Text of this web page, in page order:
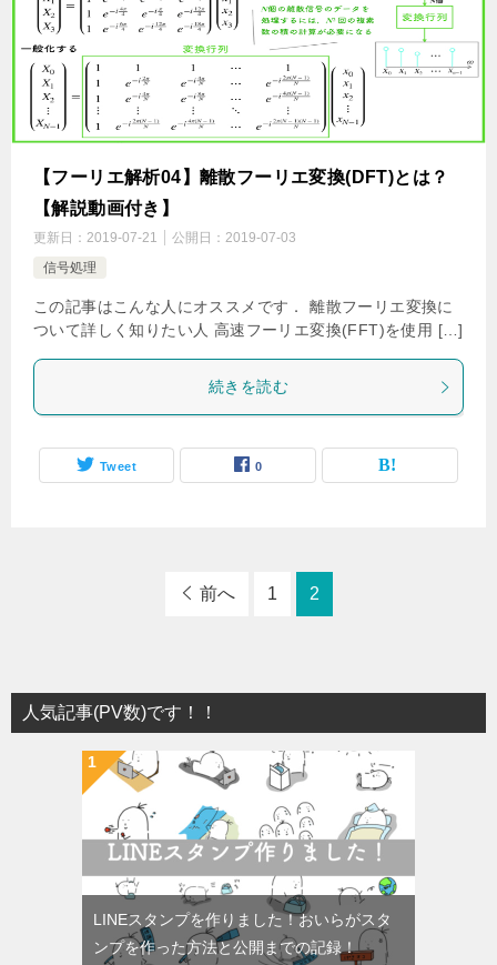
【フーリエ解析04】離散フーリエ変換(DFT)とは？
【解説動画付き】
更新日： 2019-07-21 公開日： 2019-07-03
信号処理
この記事はこんな人にオススメです． 離散フーリエ変換に
ついて詳しく知りたい人 高速フーリエ変換(FFT)を使用 […]
続きを読む
Tweet 0
前へ 1 2
人気記事(PV数)です！！
LINEスタンプを作りました！おいらがスタ
ンプを作った方法と公開までの記録！